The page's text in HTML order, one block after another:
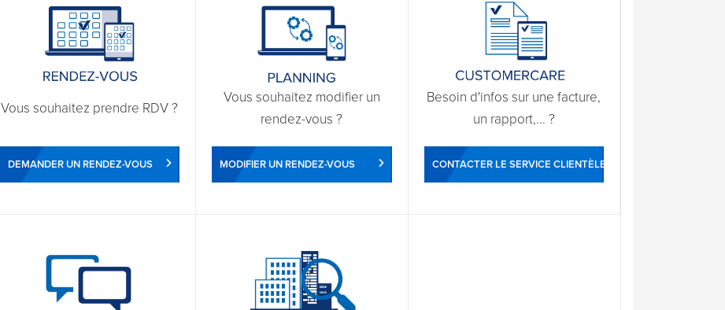
Vous souhaitez prendre RDV ?
DEMANDER UN RENDEZ-VOUS
Vous souhaitez modifier un
rendez-vous ?
MODIFIER UN RENDEZ-VOUS
Besoin d'infos sur une facture,
un rapport,... ?
CONTACTER LE SERVICE CLIENTÈLE